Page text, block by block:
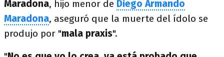
Maradona, hijo menor de Diego Armando
Maradona, aseguró que la muerte del ídolo se
produjo por "mala praxis".